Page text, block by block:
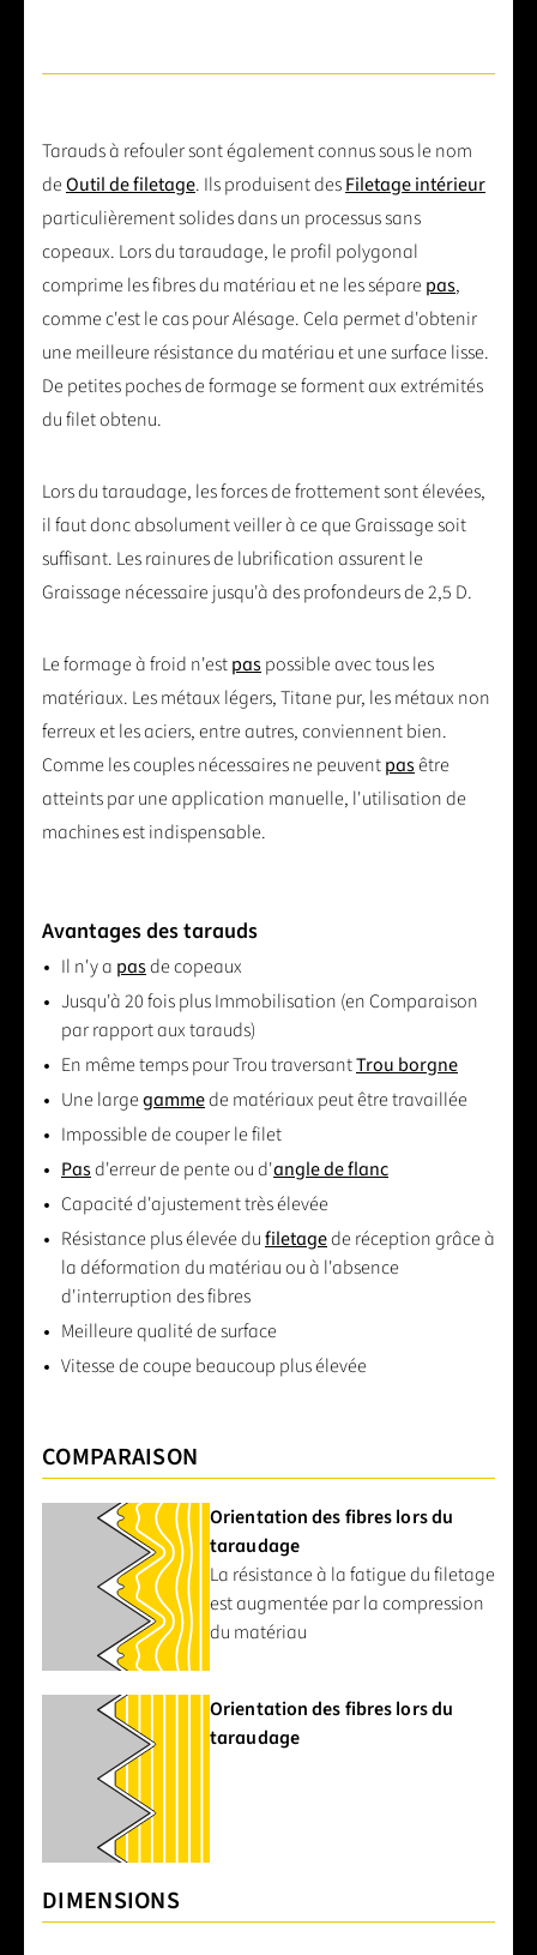
Tarauds à refouler sont également connus sous le nom
deOutil de filetage. Ils produisent desFiletage intérieur
particulièrement solides dans un processus sans
copeaux. Lors du taraudage, le profil polygonal
comprime les fibres du matériau et ne les séparepas,
comme c'est le cas pour Alésage. Cela permet d'obtenir
une meilleure résistance du matériau et une surface lisse.
De petites poches de formage se forment aux extrémités
du filet obtenu.
Lors du taraudage, les forces de frottement sont élevées,
il faut donc absolument veiller à ce que Graissage soit
suffisant. Les rainures de lubrification assurent le
Graissage nécessaire jusqu'à des profondeurs de 2,5 D.
Le formage à froid n'estpaspossible avec tous les
matériaux. Les métaux légers, Titane pur, les métaux non
ferreux et les aciers, entre autres, conviennent bien.
Comme les couples nécessaires ne peuventpasêtre
atteints par une application manuelle, l'utilisation de
machines est indispensable.
Avantages des tarauds
Il n'y a pasde copeaux
Jusqu'à 20 fois plus Immobilisation (en Comparaison
par rapport aux tarauds)
En même temps pour Trou traversantTrou borgne
Une largegammede matériaux peut être travaillée
Impossible de couper le filet
Pasd'erreur de pente ou d'angle de flanc
Capacité d'ajustement très élevée
Résistance plus élevée dufiletagede réception grâce à
la déformation du matériau ou à l'absence
d'interruption des fibres
Meilleure qualité de surface
Vitesse de coupe beaucoup plus élevée
COMPARAISON
Orientation des fibres lors du
taraudage
La résistance à la fatigue du filetage
est augmentée par la compression
du matériau
Orientation des fibres lors du
taraudage
DIMENSIONS